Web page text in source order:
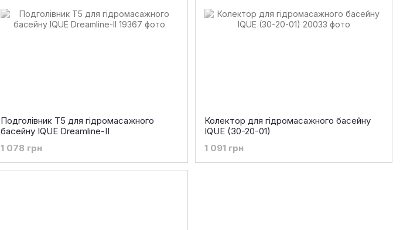
Подголівник T5 для гідромасажного
басейну IQUE Dreamline-II
1 078 грн
Колектор для гідромасажного басейну
IQUE (30-20-01)
1 091 грн